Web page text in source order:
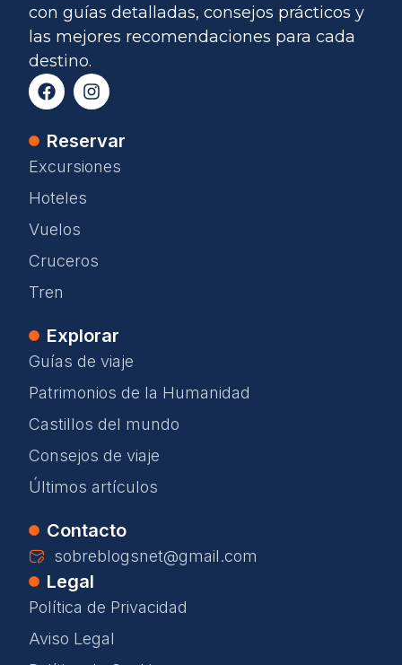
con guías detalladas, consejos prácticos y
las mejores recomendaciones para cada
destino.
Reservar
Excursiones
Hoteles
Vuelos
Cruceros
Tren
Explorar
Guías de viaje
Patrimonios de la Humanidad
Castillos del mundo
Consejos de viaje
Últimos artículos
Contacto
sobreblogsnet@gmail.com
Legal
Política de Privacidad
Aviso Legal